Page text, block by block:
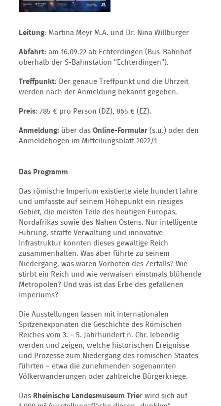
Leitung: Martina Meyr M.A. und Dr. Nina Willburger
Abfahrt: am 16.09.22 ab Echterdingen (Bus-Bahnhof
oberhalb der S-Bahnstation "Echterdingen").
Treffpunkt: Der genaue Treffpunkt und die Uhrzeit
werden nach der Anmeldung bekannt gegeben.
Preis: 785 € pro Person (DZ), 865 € (EZ).
Anmeldung: über das Online-Formular(s.u.) oder den
Anmeldebogen im Mitteilungsblatt 2022/1
Das Programm
Das römische Imperium existierte viele hundert Jahre
und umfasste auf seinem Höhepunkt ein riesiges
Gebiet, die meisten Teile des heutigen Europas,
Nordafrikas sowie des Nahen Ostens. Nur intelligente
Führung, straffe Verwaltung und innovative
Infrastruktur konnten dieses gewaltige Reich
zusammenhalten. Was aber führte zu seinem
Niedergang, was waren Vorboten des Zerfalls? Wie
stirbt ein Reich und wie verwaisen einstmals blühende
Metropolen? Und was ist das Erbe des gefallenen
Imperiums?
Die Ausstellungen lassen mit internationalen
Spitzenexponaten die Geschichte des Römischen
Reiches vom 3. – 5. Jahrhundert n. Chr. lebendig
werden und zeigen, welche historischen Ereignisse
und Prozesse zum Niedergang des römischen Staates
führten – etwa die zunehmenden sogenannten
Völkerwanderungen oder zahlreiche Bürgerkriege.
Das Rheinische Landesmuseum Trier wird sich auf